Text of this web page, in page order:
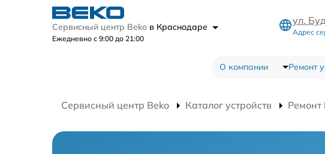
Сервисный центр Beko в Краснодаре
Ежедневно с 9:00 до 21:00
ул.
Адрес
О компании Ремонт
Сервисный центр Beko Каталог устройств